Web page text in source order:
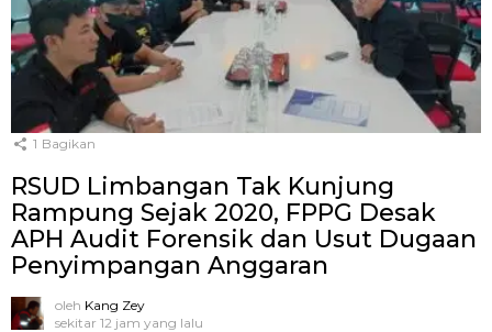
1 Bagikan
RSUD Limbangan Tak Kunjung
Rampung Sejak 2020, FPPG Desak
APH Audit Forensik dan Usut Dugaan
Penyimpangan Anggaran
oleh Kang Zey
sekitar 12 jam yang lalu